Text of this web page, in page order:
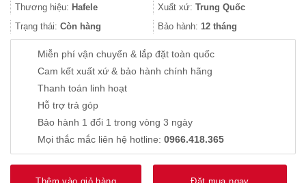
4.564.000₫.là:
3.423.000₫.
Thương hiệu: Hafele Xuất xứ: Trung Quốc
Trạng thái: Còn hàng Bảo hành: 12 tháng
Miễn phí vận chuyển & lắp đặt toàn quốc
Cam kết xuất xứ & bảo hành chính hãng
Thanh toán linh hoạt
Hỗ trợ trả góp
Bảo hành 1 đổi 1 trong vòng 3 ngày
Mọi thắc mắc liên hệ hotline: 0966.418.365